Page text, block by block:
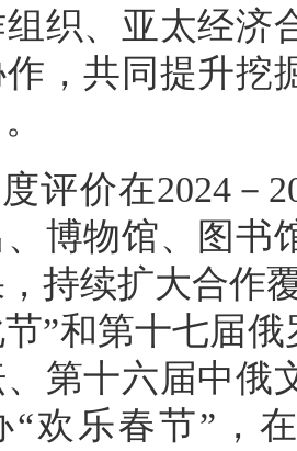
组织、亚太经
作，共同提升挖
评价在2024－
博物馆、图书
持续扩大合作
”和第十七届
第十六届中俄
“欢乐春节”，